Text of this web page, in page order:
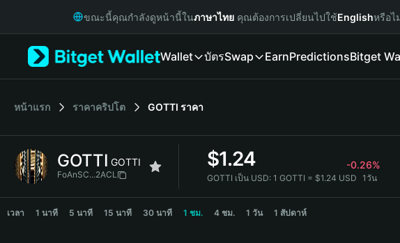
Русский
Italiano
简体中文
繁體中文
Bahasa Indonesia
ขณะนี้คุณกำลังดูหน้านี้ในภาษาไทย คุณต้องการเปลี่ยนไปใช้Englishหรือไ
Wallet บัตรSwap EarnPredictionsBitget
หน้าแรก ราคาคริปโต GOTTI ราคา
GOTTI GOTTI
FoAnSC...2ACL
$1.24 -0.26%
GOTTI เป็น USD: 1 GOTTI = $1.24 USD 1วัน
GOTTI Price Chart
เวลา 1 นาที 5 นาที 15 นาที 30 นาที 1 ชม. 4 ชม. 1 วัน 1 สัปดาห์